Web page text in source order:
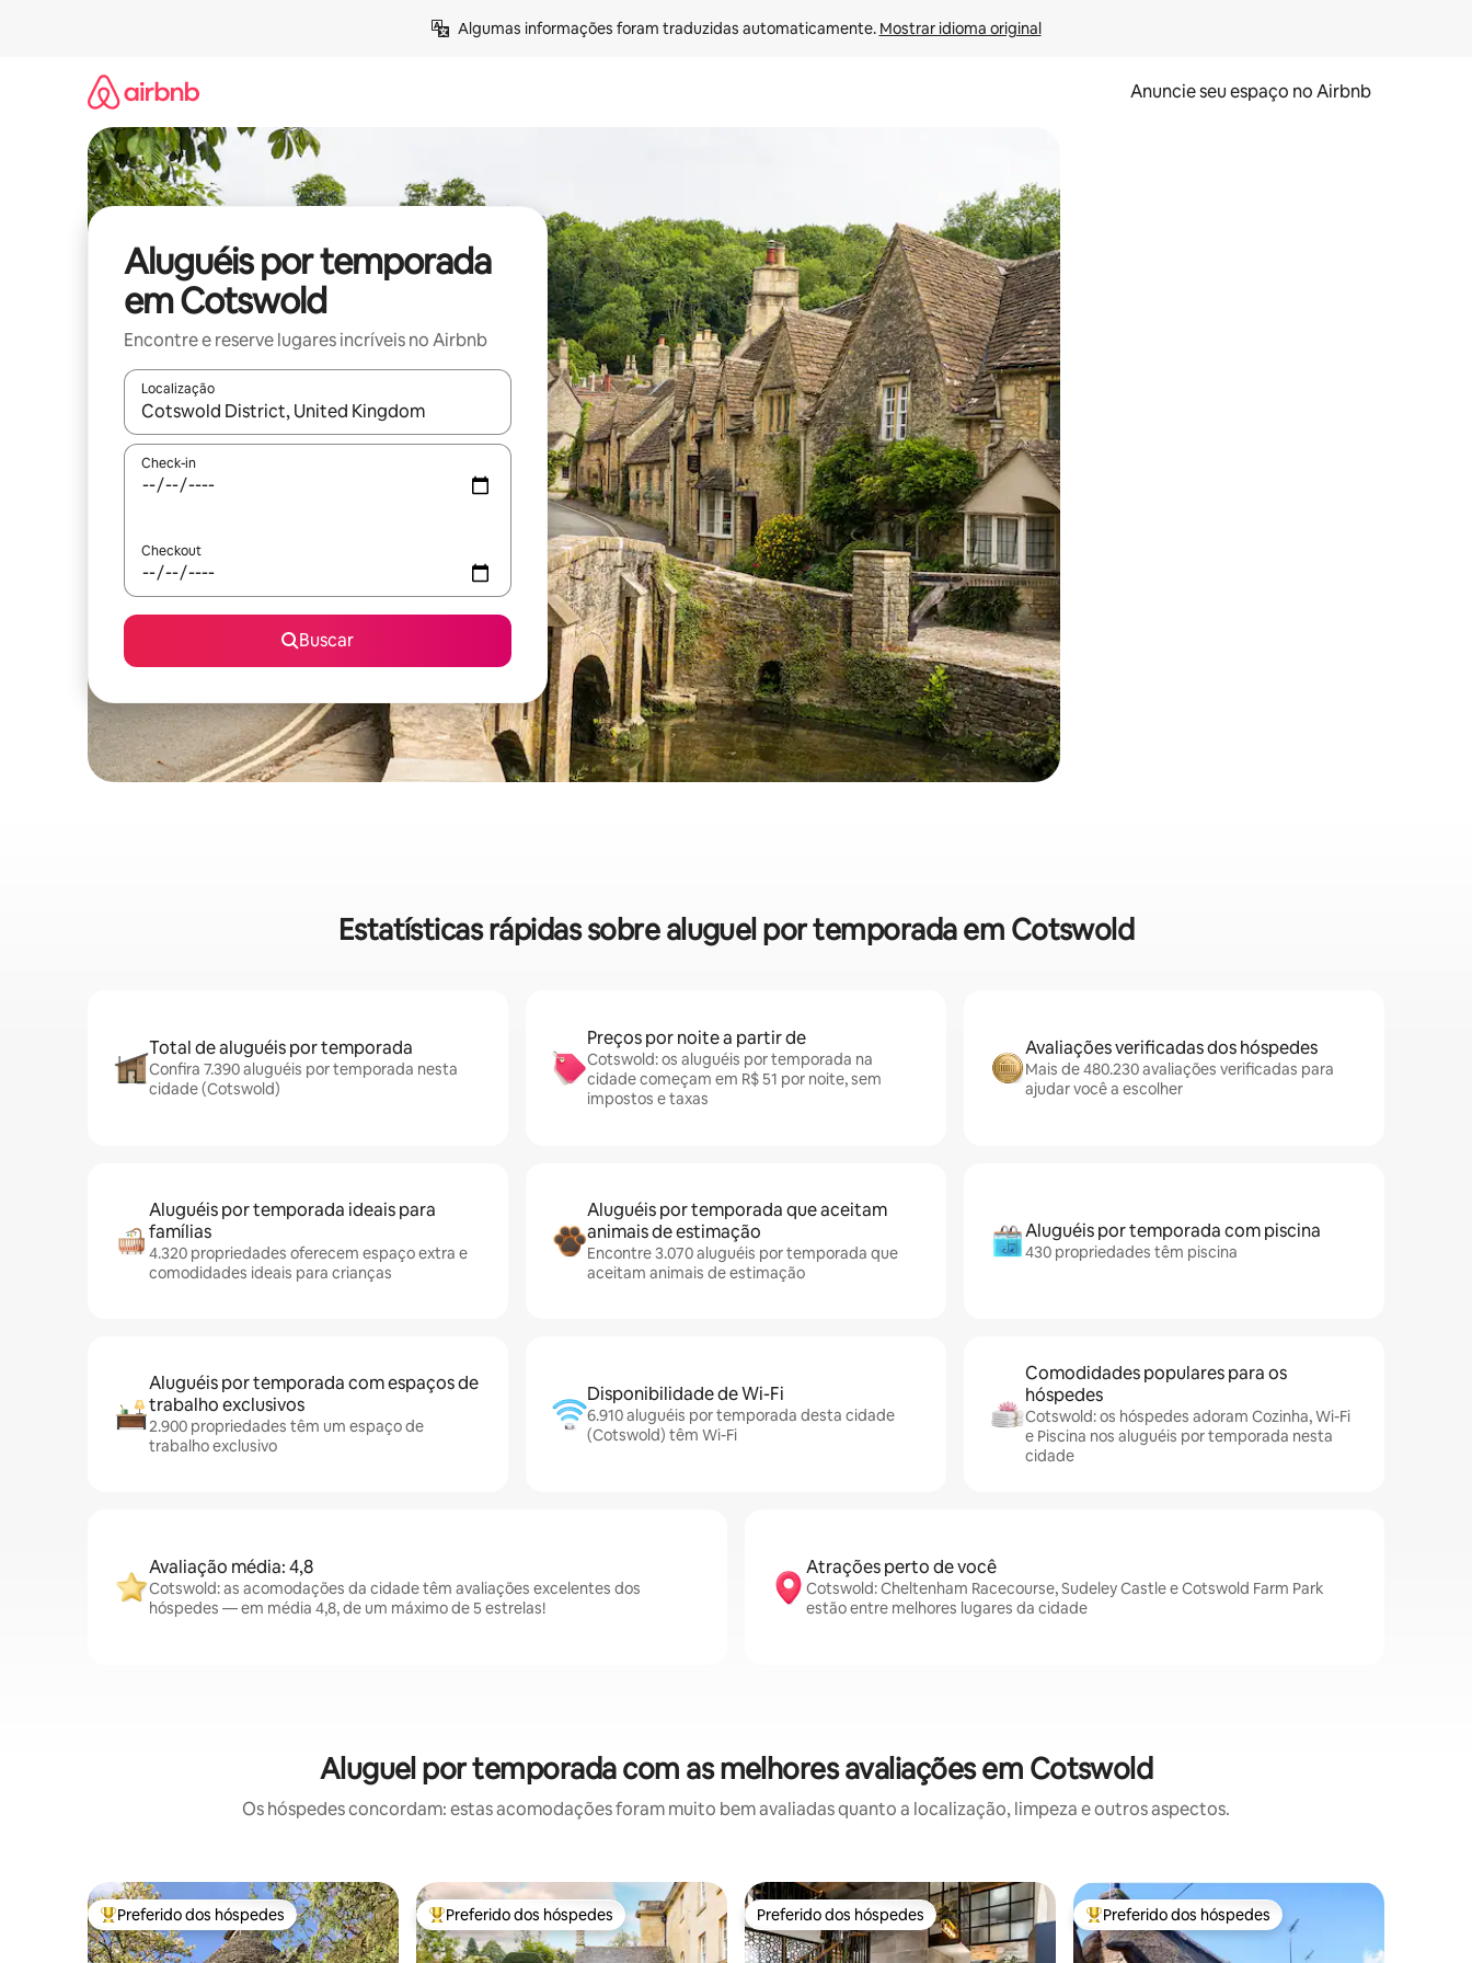
Algumas informações foram traduzidas automaticamente. Mostrar idioma original
Anuncie seu espaço no Airbnb
Aluguéis por temporada
em Cotswold
Encontre e reserve lugares incríveis no Airbnb
Localização
Quando os resultados estiverem disponíveis, explore-os usando as seta para cima e para baixo do teclado ou tocando e deslizando o dedo na tela.
Check-in
Checkout
Buscar
Estatísticas rápidas sobre aluguel por temporada em Cotswold
Total de aluguéis por temporada
Confira 7.390 aluguéis por temporada nesta
cidade (Cotswold)
Preços por noite a partir de
Cotswold: os aluguéis por temporada na
cidade começam em R$ 51 por noite, sem
impostos e taxas
Avaliações verificadas dos hóspedes
Mais de 480.230 avaliações verificadas para
ajudar você a escolher
Aluguéis por temporada ideais para
famílias
4.320 propriedades oferecem espaço extra e
comodidades ideais para crianças
Aluguéis por temporada que aceitam
animais de estimação
Encontre 3.070 aluguéis por temporada que
aceitam animais de estimação
Aluguéis por temporada com piscina
430 propriedades têm piscina
Aluguéis por temporada com espaços de
trabalho exclusivos
2.900 propriedades têm um espaço de
trabalho exclusivo
Disponibilidade de Wi-Fi
6.910 aluguéis por temporada desta cidade
(Cotswold) têm Wi-Fi
Comodidades populares para os
hóspedes
Cotswold: os hóspedes adoram Cozinha, Wi-Fi
e Piscina nos aluguéis por temporada nesta
cidade
Avaliação média: 4,8
Cotswold: as acomodações da cidade têm avaliações excelentes dos
hóspedes — em média 4,8, de um máximo de 5 estrelas!
Atrações perto de você
Cotswold: Cheltenham Racecourse, Sudeley Castle e Cotswold Farm Park
estão entre melhores lugares da cidade
Aluguel por temporada com as melhores avaliações em Cotswold
Os hóspedes concordam: estas acomodações foram muito bem avaliadas quanto a localização, limpeza e outros aspectos.
Entre os melhores preferidos dos hóspedes
Preferido dos hóspedes Entre os melhores preferidos dos hóspedes
Preferido dos hóspedes Preferido dos hóspedes
Preferido dos hóspedes Entre os melhores preferidos dos hóspedes
Preferido dos hóspedes